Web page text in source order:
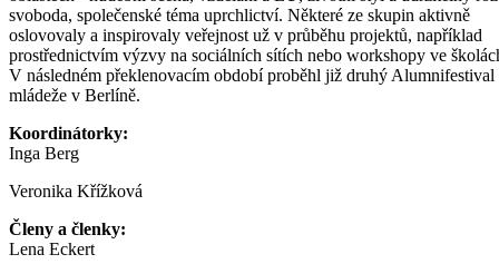
svoboda, společenské téma uprchlictví. Některé ze skupin aktivně
oslovovaly a inspirovaly veřejnost už v průběhu projektů, například
prostřednictvím výzvy na sociálních sítích nebo workshopy ve
V následném překlenovacím období proběhl již druhý Alumnifestival
mládeže v Berlíně.
Koordinátorky:
Inga Berg
Veronika Křížková
Členy a členky:
Lena Eckert